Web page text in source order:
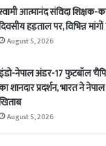
आत्मानंद संविदा शिक्षक-
हड़ताल पर, विभिन्न
August 5, 2026
नेपाल अंडर-17 फुटबॉल
शानदार प्रदर्शन, भारत ने
August 5, 2026